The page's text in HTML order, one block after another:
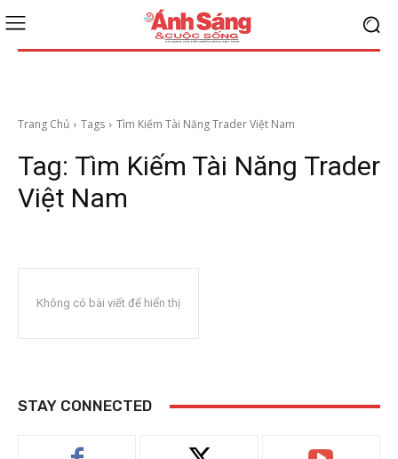
Trang Chủ Tags Tìm Kiếm Tài Năng Trader Việt Nam
Tag: Tìm Kiếm Tài Năng Trader
Việt Nam
Không có bài viết để hiển thị
STAY CONNECTED